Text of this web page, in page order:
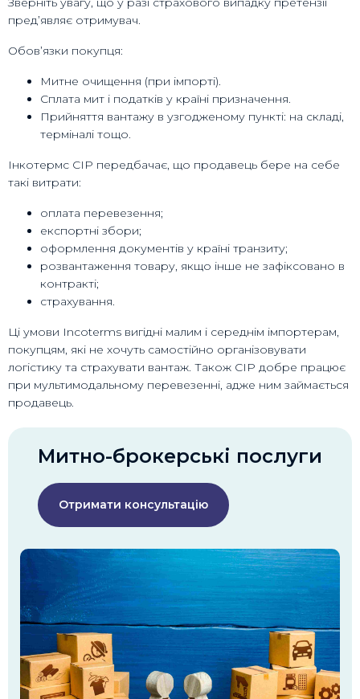
пред’являє отримувач.
Обов’язки покупця:
Митне очищення (при імпорті).
Сплата мит і податків у країні призначення.
Прийняття вантажу в узгодженому пункті: на складі,
терміналі тощо.
Інкотермс CIP передбачає, що продавець бере на себе
такі витрати:
оплата перевезення;
експортні збори;
оформлення документів у країні транзиту;
розвантаження товару, якщо інше не зафіксовано в
контракті;
страхування.
Ці умови Incoterms вигідні малим і середнім імпортерам,
покупцям, які не хочуть самостійно організовувати
логістику та страхувати вантаж. Також CIP добре працює
при мультимодальному перевезенні, адже ним займається
продавець.
Митно-брокерські послуги
Отримати консультацію